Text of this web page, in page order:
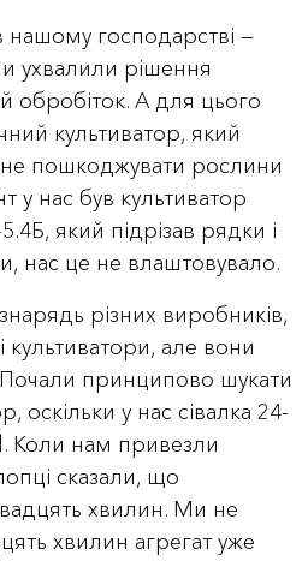
господарстві —
ухвалили рішення
обробіток. А для цього
культиватор, який
пошкоджувати рослини
у нас був культиватор
який підрізав рядки і
нас це не влаштовувало.
різних виробників,
але вони
принципово шукати
оскільки у нас сівалка 24-
Коли нам привезли
сказали, що
хвилин. Ми не
хвилин агрегат уже